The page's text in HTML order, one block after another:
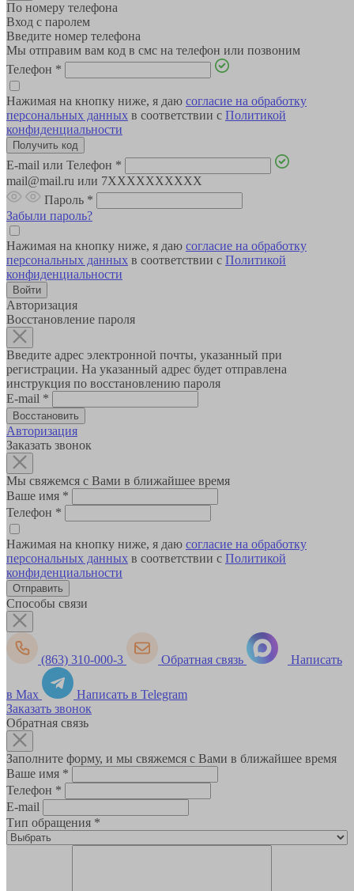
По номеру телефона
Вход с паролем
Введите номер телефона
Мы отправим вам код в смс на телефон или позвоним
Телефон *
Нажимая на кнопку ниже, я даю согласие на обработку
персональных данных в соответствии с Политикой
конфиденциальности
E-mail или Телефон *
mail@mail.ru или 7XXXXXXXXXX
Пароль *
Забыли пароль?
Нажимая на кнопку ниже, я даю согласие на обработку
персональных данных в соответствии с Политикой
конфиденциальности
Авторизация
Восстановление пароля
Введите адрес электронной почты, указанный при
регистрации. На указанный адрес будет отправлена
инструкция по восстановлению пароля
E-mail *
Авторизация
Заказать звонок
Мы свяжемся с Вами в ближайшее время
Ваше имя *
Телефон *
Нажимая на кнопку ниже, я даю согласие на обработку
персональных данных в соответствии с Политикой
конфиденциальности
Способы связи
(863) 310-000-3 Обратная связь Написать
в Max
Написать в Telegram
Заказать звонок
Обратная связь
Заполните форму, и мы свяжемся с Вами в ближайшее время
Ваше имя *
Телефон *
E-mail
Тип обращения *